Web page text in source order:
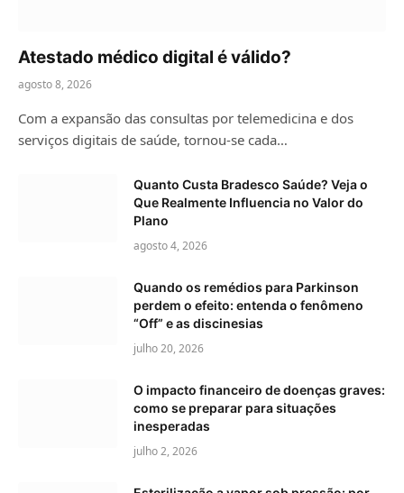
Atestado médico digital é válido?
agosto 8, 2026
Com a expansão das consultas por telemedicina e dos
serviços digitais de saúde, tornou-se cada…
Quanto Custa Bradesco Saúde? Veja o
Que Realmente Influencia no Valor do
Plano
agosto 4, 2026
Quando os remédios para Parkinson
perdem o efeito: entenda o fenômeno
“Off” e as discinesias
julho 20, 2026
O impacto financeiro de doenças graves:
como se preparar para situações
inesperadas
julho 2, 2026